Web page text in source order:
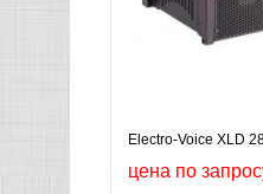
Electro-Voice XLD
цена по